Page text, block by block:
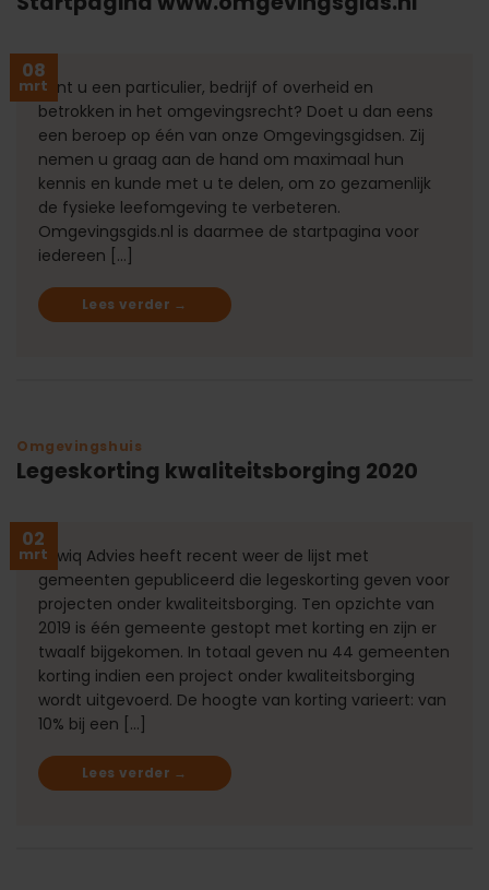
08
mrtBent u een particulier, bedrijf of overheid en
betrokken in het omgevingsrecht? Doet u dan eens
een beroep op één van onze Omgevingsgidsen. Zij
nemen u graag aan de hand om maximaal hun
kennis en kunde met u te delen, om zo gezamenlijk
de fysieke leefomgeving te verbeteren.
Omgevingsgids.nl is daarmee de startpagina voor
iedereen […]
Lees verder →
Omgevingshuis
Legeskorting kwaliteitsborging 2020
02
mrtRowiq Advies heeft recent weer de lijst met
gemeenten gepubliceerd die legeskorting geven voor
projecten onder kwaliteitsborging. Ten opzichte van
2019 is één gemeente gestopt met korting en zijn er
twaalf bijgekomen. In totaal geven nu 44 gemeenten
korting indien een project onder kwaliteitsborging
wordt uitgevoerd. De hoogte van korting varieert: van
10% bij een […]
Lees verder →